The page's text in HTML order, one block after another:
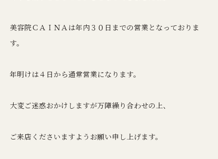
美容院ＣＡＩＮＡは年内３０日までの営業となっておりま
す。
年明けは４日から通常営業になります。
大変ご迷惑おかけしますが万障繰り合わせの上、
ご来店くださいますようお願い申し上げます。